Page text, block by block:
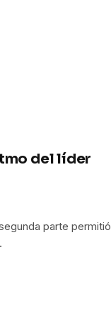
del líder
parte permitió